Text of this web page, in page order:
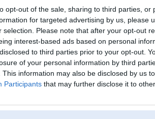
opt-out of the sale, sharing to third parties, or
for targeted advertising by us, please
selection. Please note that after your opt-out
interest-based ads based on personal
to third parties prior to your opt-out.
of your personal information by third
This information may also be disclosed by us
Participants that may further disclose it to
Lietotāja 79kingskin1 profils
Lietotājvārds: 79kingskin1
Nodarbošanās:
79king - hệ
79king.com |
Ziņojumi forumā:
0
Pēdējie ziņojumi